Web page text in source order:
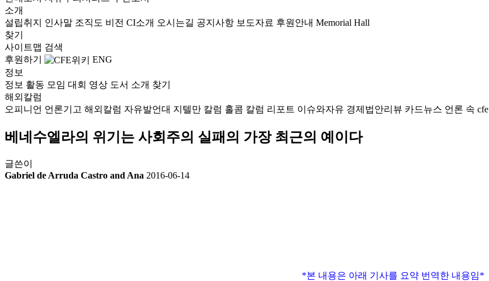
소개
설립취지 인사말 조직도 비전 CI소개 오시는길 공지사항 보도자료 후원안내 Memorial Hall
찾기
사이트맵 검색
후원하기
ENG
정보
정보 활동 모임 대회 영상 도서 소개 찾기
해외칼럼
오피니언 언론기고 해외칼럼 자유발언대 지텔만 칼럼 홀콤 칼럼 리포트 이슈와자유 경제법안리뷰 카드뉴스 언론 속 cfe
베네수엘라의 위기는 사회주의 실패의 가장 최근의 예이다
글쓴이
Gabriel de Arruda Castro and Ana 2016-06-14
*본 내용은 아래 기사를 요약 번역한 내용임*